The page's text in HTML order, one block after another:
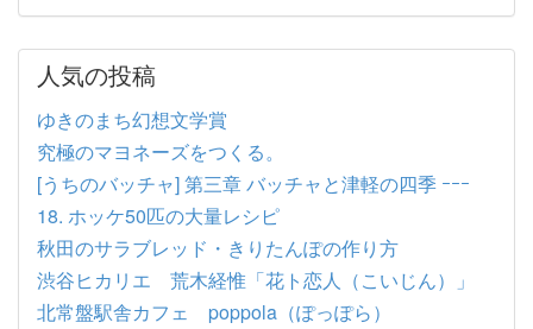
人気の投稿
ゆきのまち幻想文学賞
究極のマヨネーズをつくる。
[うちのバッチャ] 第三章 バッチャと津軽の四季 ｰｰｰ
18. ホッケ50匹の大量レシピ
秋田のサラブレッド・きりたんぽの作り方
渋谷ヒカリエ 荒木経惟「花ト恋人（こいじん）」
北常盤駅舎カフェ poppola（ぽっぽら）